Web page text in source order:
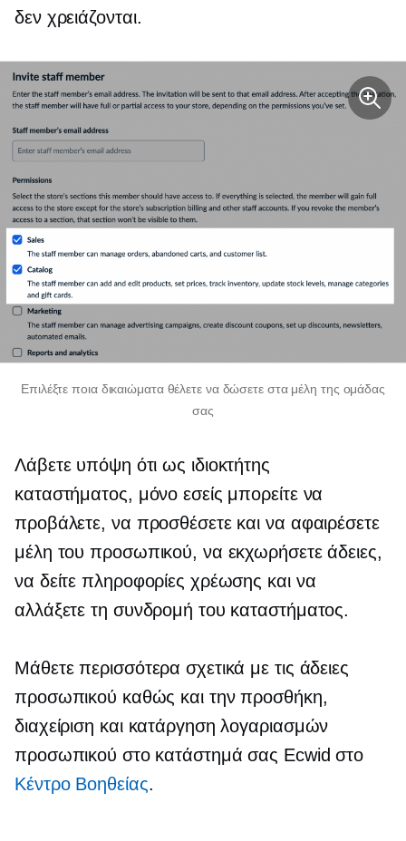
δεν χρειάζονται.
Επιλέξτε ποια δικαιώματα θέλετε να δώσετε στα μέλη της ομάδας
σας
Λάβετε υπόψη ότι ως ιδιοκτήτης
καταστήματος, μόνο εσείς μπορείτε να
προβάλετε, να προσθέσετε και να αφαιρέσετε
μέλη του προσωπικού, να εκχωρήσετε άδειες,
να δείτε πληροφορίες χρέωσης και να
αλλάξετε τη συνδρομή του καταστήματος.
Μάθετε περισσότερα σχετικά με τις άδειες
προσωπικού καθώς και την προσθήκη,
διαχείριση και κατάργηση λογαριασμών
προσωπικού στο κατάστημά σας Ecwid στο
Κέντρο Bοηθείας.